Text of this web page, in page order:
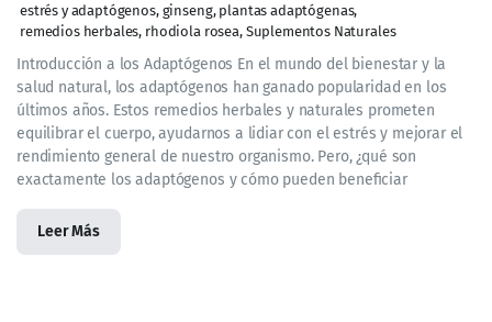
estrés y adaptógenos, ginseng, plantas adaptógenas,
remedios herbales, rhodiola rosea, Suplementos Naturales
Introducción a los Adaptógenos En el mundo del bienestar y la
salud natural, los adaptógenos han ganado popularidad en los
últimos años. Estos remedios herbales y naturales prometen
equilibrar el cuerpo, ayudarnos a lidiar con el estrés y mejorar el
rendimiento general de nuestro organismo. Pero, ¿qué son
exactamente los adaptógenos y cómo pueden beneficiar
Leer Más